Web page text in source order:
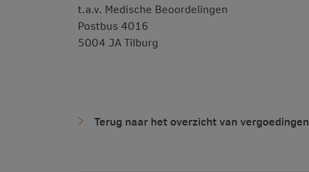
t.a.v. Medische Beoordelingen
Postbus 4016
5004 JA Tilburg
Terug naar het overzicht van vergoedingen